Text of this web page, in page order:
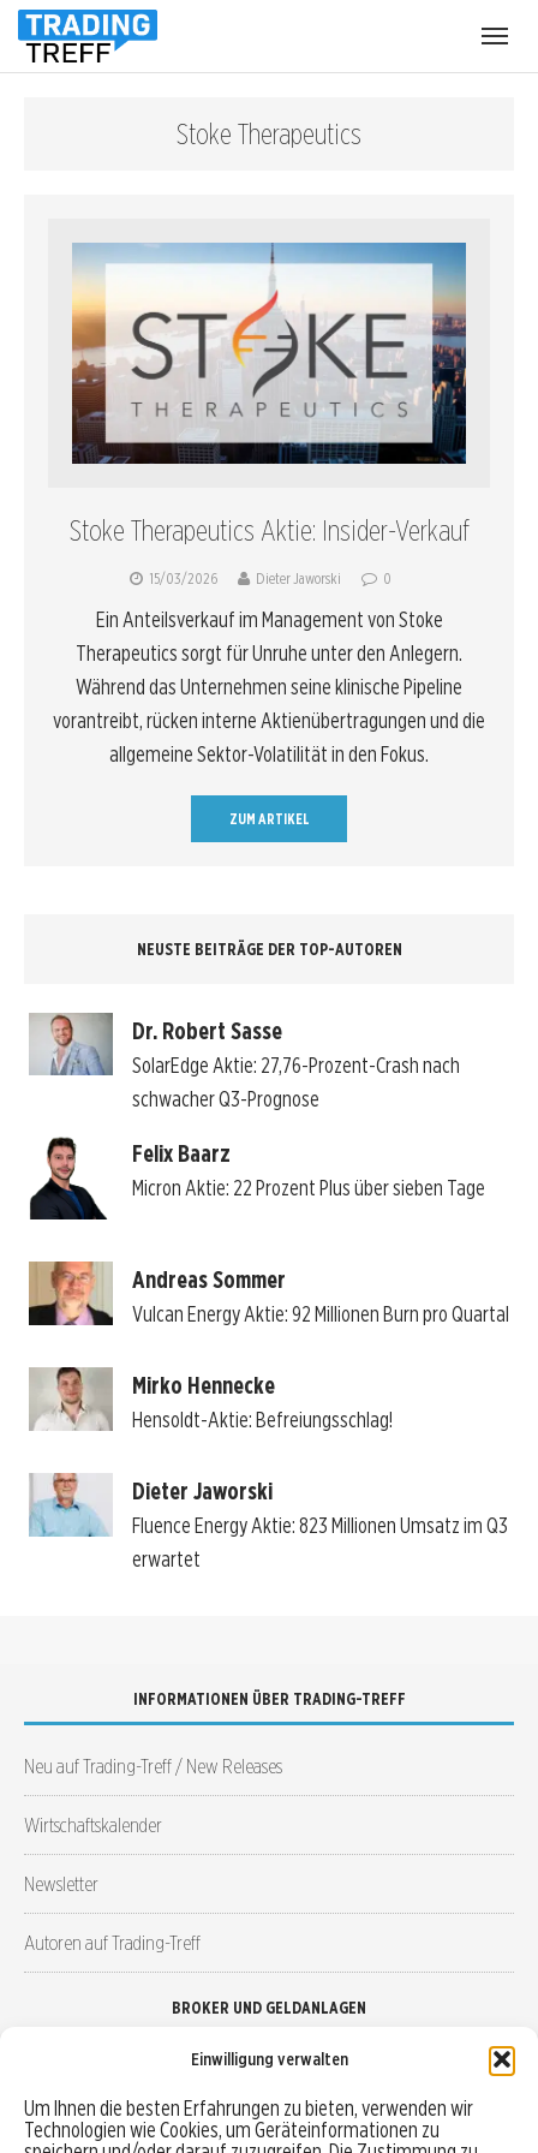
Einwilligung verwalten
Um Ihnen die besten Erfahrungen zu bieten, verwenden wir
Technologien wie Cookies, um Geräteinformationen zu
Stoke Therapeutics
Stoke Therapeutics Aktie: Insider-Verkauf
15/03/2026 Dieter Jaworski 0
Ein Anteilsverkauf im Management von Stoke
Therapeutics sorgt für Unruhe unter den Anlegern.
Während das Unternehmen seine klinische Pipeline
vorantreibt, rücken interne Aktienübertragungen und die
allgemeine Sektor-Volatilität in den Fokus.
ZUM ARTIKEL
NEUSTE BEITRÄGE DER TOP-AUTOREN
Dr. Robert Sasse
SolarEdge Aktie: 27,76-Prozent-Crash nach
schwacher Q3-Prognose
Felix Baarz
Micron Aktie: 22 Prozent Plus über sieben Tage
Andreas Sommer
Vulcan Energy Aktie: 92 Millionen Burn pro Quartal
Mirko Hennecke
Hensoldt-Aktie: Befreiungsschlag!
Dieter Jaworski
Fluence Energy Aktie: 823 Millionen Umsatz im Q3
erwartet
INFORMATIONEN ÜBER TRADING-TREFF
Neu auf Trading-Treff / New Releases
Wirtschaftskalender
Newsletter
Autoren auf Trading-Treff
BROKER UND GELDANLAGEN
Robo-Advisor vergleichen